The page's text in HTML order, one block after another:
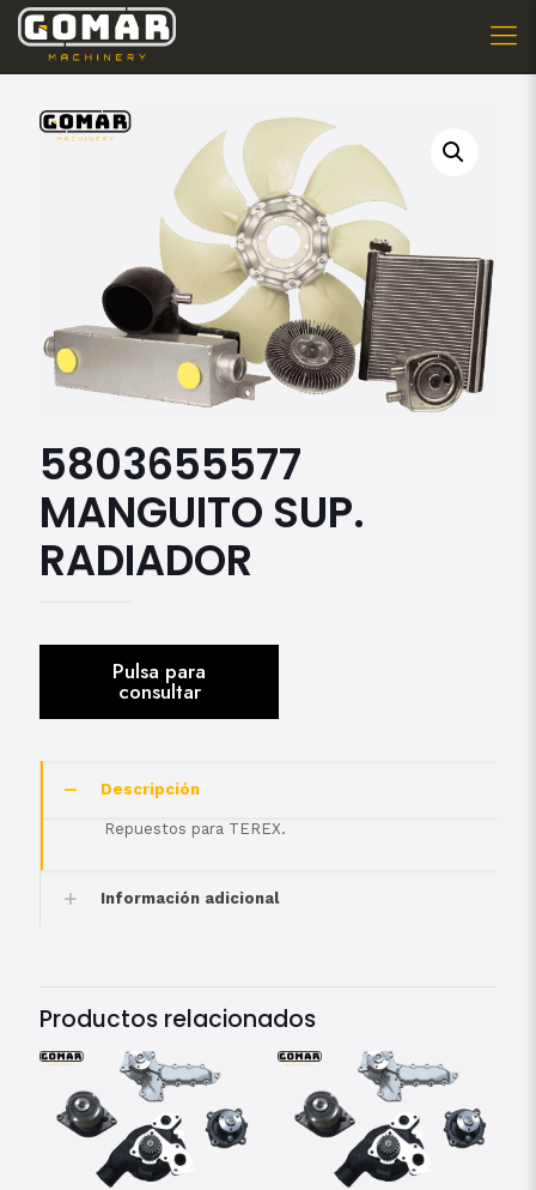
5803655577
MANGUITO SUP.
RADIADOR
Descripción
Repuestos para TEREX.
Información adicional
Productos relacionados